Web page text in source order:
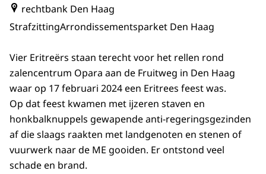
rechtbank Den Haag
StrafzittingArrondissementsparket Den Haag
Vier Eritreërs staan terecht voor het rellen rond
zalencentrum Opara aan de Fruitweg in Den Haag
waar op 17 februari 2024 een Eritrees feest was.
Op dat feest kwamen met ijzeren staven en
honkbalknuppels gewapende anti-regeringsgezinden
af die slaags raakten met landgenoten en stenen of
vuurwerk naar de ME gooiden. Er ontstond veel
schade en brand.